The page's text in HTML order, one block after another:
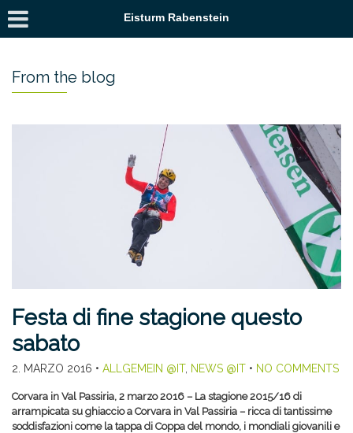
Eisturm Rabenstein
From the blog
Festa di fine stagione questo
sabato
2. MARZO 2016 • ALLGEMEIN @IT, NEWS @IT • NO COMMENTS
Corvara in Val Passiria, 2 marzo 2016 – La stagione 2015/16 di
arrampicata su ghiaccio a Corvara in Val Passiria – ricca di tantissime
soddisfazioni come la tappa di Coppa del mondo, i mondiali giovanili e